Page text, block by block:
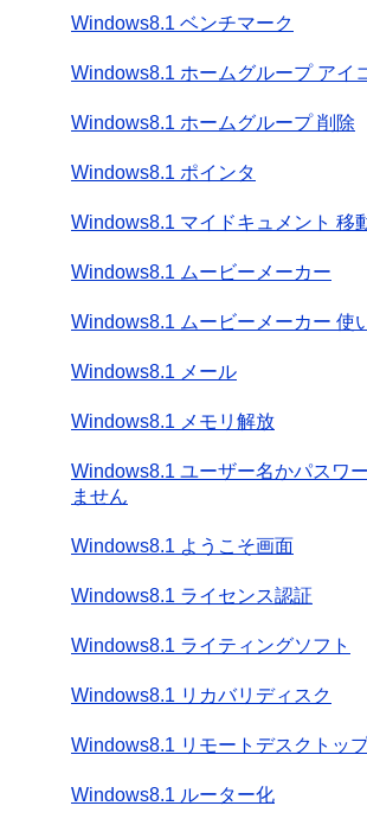
Windows8.1 ベンチマーク
Windows8.1 ホームグループ アイ
Windows8.1 ホームグループ 削除
Windows8.1 ポインタ
Windows8.1 マイドキュメント 移
Windows8.1 ムービーメーカー
Windows8.1 ムービーメーカー 使
Windows8.1 メール
Windows8.1 メモリ解放
Windows8.1 ユーザー名かパスワ
ません
Windows8.1 ようこそ画面
Windows8.1 ライセンス認証
Windows8.1 ライティングソフト
Windows8.1 リカバリディスク
Windows8.1 リモートデスクトッ
Windows8.1 ルーター化